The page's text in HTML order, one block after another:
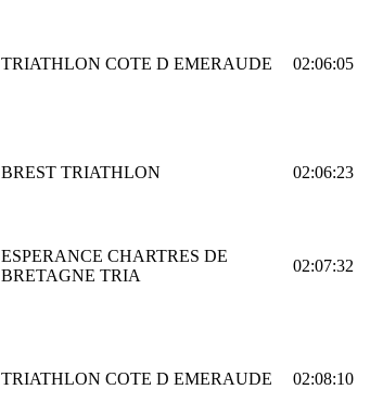
TRIATHLON COTE D EMERAUDE 02:06:05
BREST TRIATHLON 02:06:23
ESPERANCE CHARTRES DE
BRETAGNE TRIA
02:07:32
TRIATHLON COTE D EMERAUDE 02:08:10